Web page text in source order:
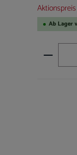
Aktionspreis
Ab Lager